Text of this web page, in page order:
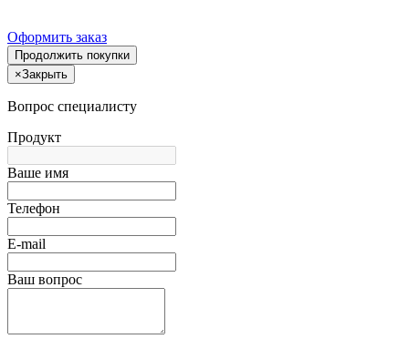
Оформить заказ
Продолжить покупки
×Закрыть
Вопрос специалисту
Продукт
Ваше имя
Телефон
E-mail
Ваш вопрос